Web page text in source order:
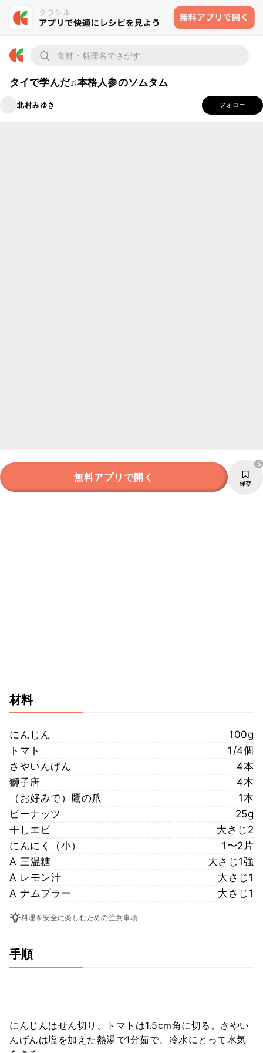
タイで学んだ♫本格人参のソムタム
北村みゆき フォロー
無料アプリで開く 保存
5
材料
にんじん
100g
トマト
1/4個
さやいんげん
4本
獅子唐
4本
（お好みで）鷹の爪
1本
ピーナッツ
25g
干しエビ
大さじ2
にんにく（小）
1〜2片
A 三温糖
大さじ1強
A レモン汁
大さじ1
A ナムプラー
大さじ1
料理を安全に楽しむための注意事項
手順
にんじんはせん切り、トマトは1.5cm角に切る。さやい
んげんは塩を加えた熱湯で1分茹で、冷水にとって水気